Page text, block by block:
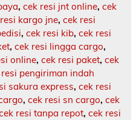
, cek resi jnt online, cek
kargo jne, cek resi
, cek resi kib, cek resi
, cek resi lingga cargo,
online, cek resi paket, cek
pengiriman indah
sakura express, cek resi
, cek resi sn cargo, cek
resi tanpa repot, cek resi